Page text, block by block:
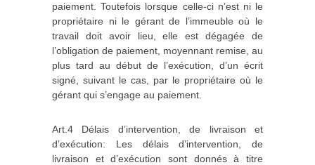
paiement. Toutefois lorsque celle‐ci n’est ni le
propriétaire ni le gérant de l’immeuble où le
travail doit avoir lieu, elle est dégagée de
l’obligation de paiement, moyennant remise, au
plus tard au début de l’exécution, d’un écrit
signé, suivant le cas, par le propriétaire où le
gérant qui s’engage au paiement.
Art.4 Délais d’intervention, de livraison et
d’exécution: Les délais d’intervention, de
livraison et d’exécution sont donnés à titre